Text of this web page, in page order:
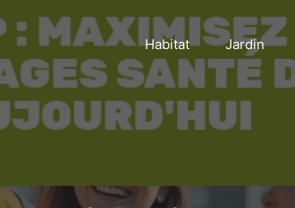
Habitat Jardin